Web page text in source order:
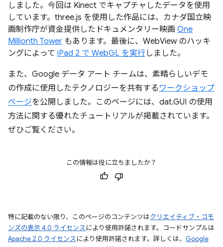
しました。今回は Kinect でキャプチャしたデータを使用
しています。three.js を使用した作品には、カナダ国立映
画制作庁が資金提供したドキュメンタリー映画 One
Millionth Tower もあります。最後に、WebView のハッキ
ングによって iPad 2 で WebGL を実行しました。
また、Google データ アート チームは、素晴らしいデモ
の作成に使用したテクノロジーを共有する ワークショップ
ページを公開しました。このページには、dat.GUI の使用
方法に関する優れたチュートリアルが掲載されています。
ぜひご覧ください。
この情報は役に立ちましたか？
特に記載のない限り、このページのコンテンツはクリエイティブ・コモ
ンズの表示 4.0 ライセンスにより使用許諾されます。コードサンプルは
Apache 2.0 ライセンスにより使用許諾されます。詳しくは、 Google